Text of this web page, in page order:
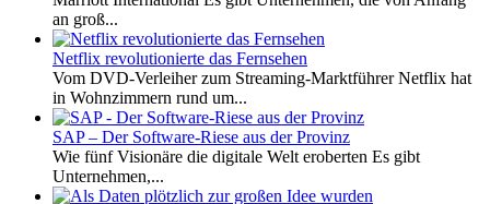
an groß...
Netflix revolutionierte das Fernsehen
Vom DVD-Verleiher zum Streaming-Marktführer Netflix hat
in Wohnzimmern rund um...
SAP – Der Software-Riese aus der Provinz
Wie fünf Visionäre die digitale Welt eroberten Es gibt
Unternehmen,...